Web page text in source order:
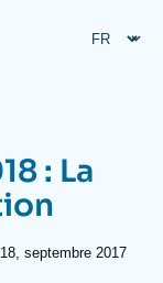
: La
septembre 2017